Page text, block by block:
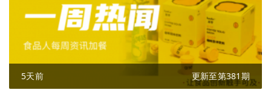
5天前 更新至第381期